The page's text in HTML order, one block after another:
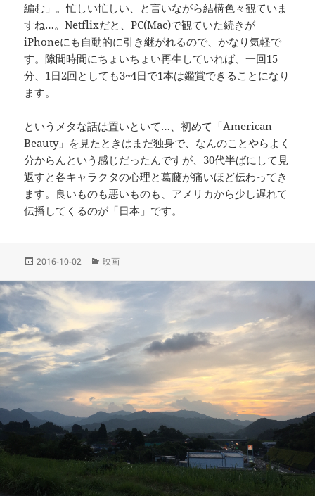
編む」。忙しい忙しい、と言いながら結構色々観ていま
すね…。Netflixだと、PC(Mac)で観ていた続きが
iPhoneにも自動的に引き継がれるので、かなり気軽で
す。隙間時間にちょいちょい再生していれば、一回15
分、1日2回としても3~4日で1本は鑑賞できることになり
ます。
というメタな話は置いといて…、初めて「American
Beauty」を見たときはまだ独身で、なんのことやらよく
分からんという感じだったんですが、30代半ばにして見
返すと各キャラクタの心理と葛藤が痛いほど伝わってき
ます。良いものも悪いものも、アメリカから少し遅れて
伝播してくるのが「日本」です。
投
日:
2016-10-02
カ
リ
ー
映画